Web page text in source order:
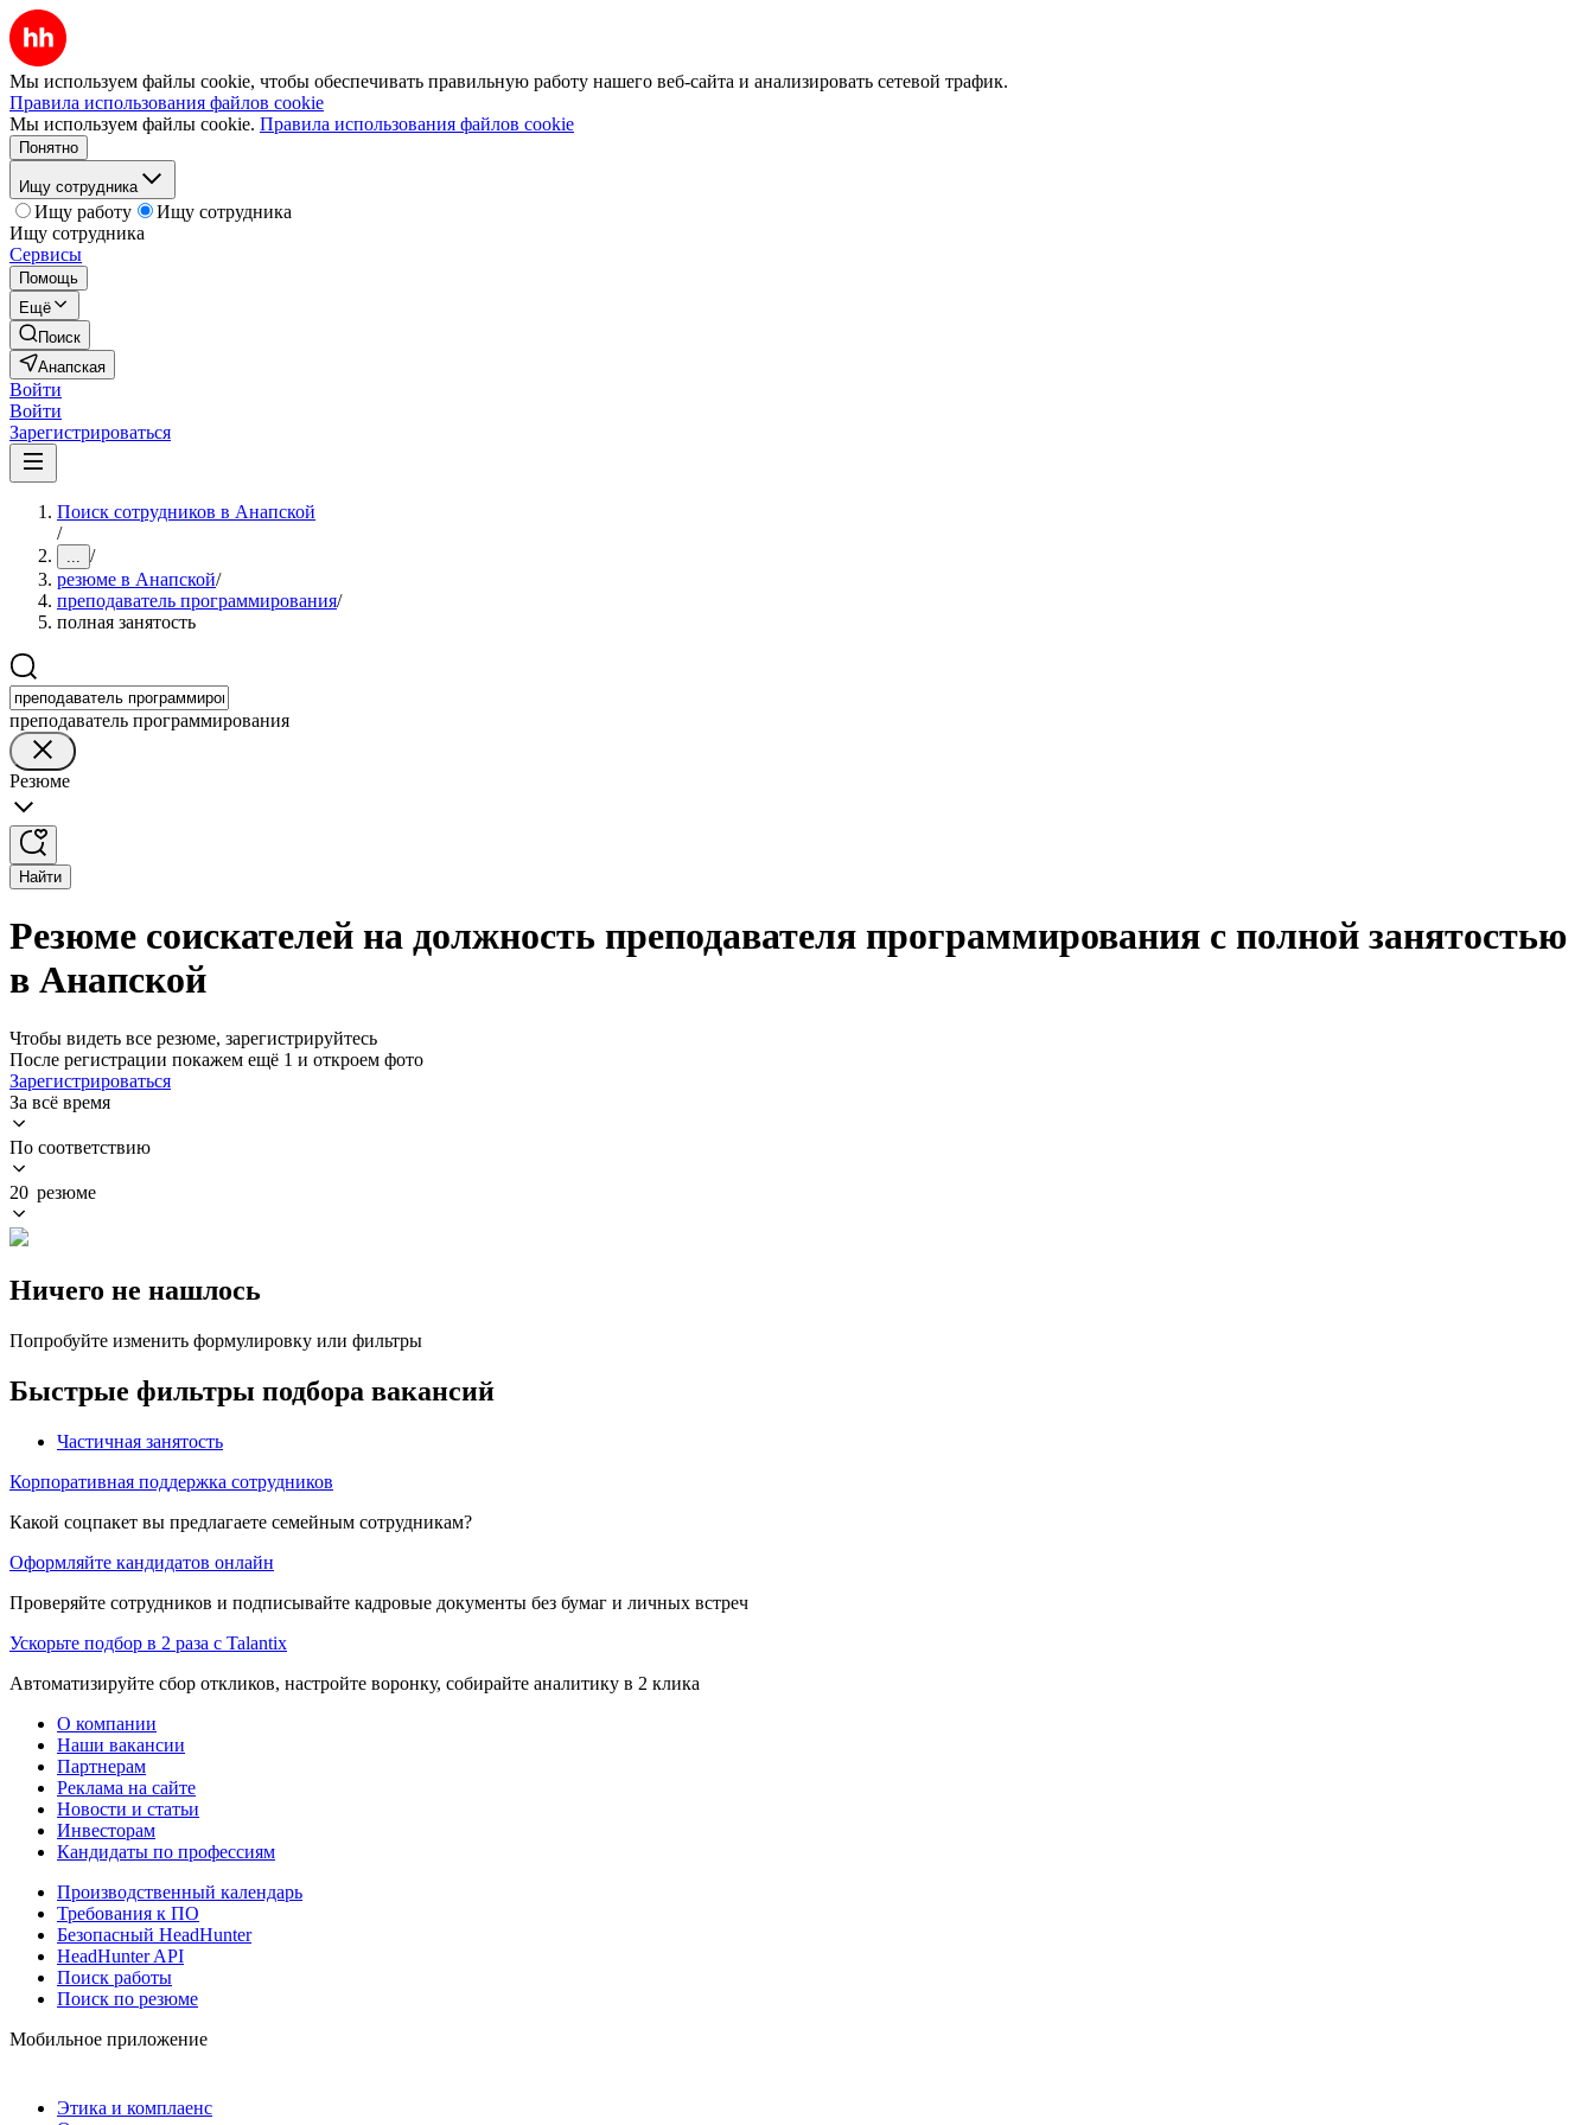
Мы используем файлы cookie, чтобы обеспечивать правильную работу нашего веб-сайта и анализировать сетевой трафик.
Правила использования файлов cookie
Мы используем файлы cookie. Правила использования файлов cookie
Понятно
Ищу сотрудника
Ищу работу
Ищу сотрудника
Ищу сотрудника
Сервисы
Помощь
Ещё
Поиск
Анапская
Войти
Войти
Зарегистрироваться
Поиск сотрудников в Анапской
/
... /
резюме в Анапской/
преподаватель программирования/
полная занятость
преподаватель программирования
Резюме
Найти
Резюме соискателей на должность преподавателя программирования с полной занятостью
в Анапской
Чтобы видеть все резюме, зарегистрируйтесь
После регистрации покажем ещё 1 и откроем фото
Зарегистрироваться
За всё время
По соответствию
20 резюме
Ничего не нашлось
Попробуйте изменить формулировку или фильтры
Быстрые фильтры подбора вакансий
Частичная занятость
Корпоративная поддержка сотрудников
Какой соцпакет вы предлагаете семейным сотрудникам?
Оформляйте кандидатов онлайн
Проверяйте сотрудников и подписывайте кадровые документы без бумаг и личных встреч
Ускорьте подбор в 2 раза с Talantix
Автоматизируйте сбор откликов, настройте воронку, собирайте аналитику в 2 клика
О компании
Наши вакансии
Партнерам
Реклама на сайте
Новости и статьи
Инвесторам
Кандидаты по профессиям
Производственный календарь
Требования к ПО
Безопасный HeadHunter
HeadHunter API
Поиск работы
Поиск по резюме
Мобильное приложение
Этика и комплаенс